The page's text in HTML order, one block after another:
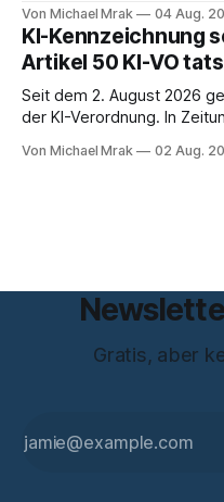
über zehn Jahre
zum Thema
inhaltlich dichter als die
und beantwortet einige
Von Michael Mrak 04 Aug.
KI-Kennzeichnung
Artikel 50 KI-VO
Seit dem 2. August 2026
der KI-Verordnung. In
trotzdem falsch ist: Ab
Von Michael Mrak 02 Aug.
Gratis, aber